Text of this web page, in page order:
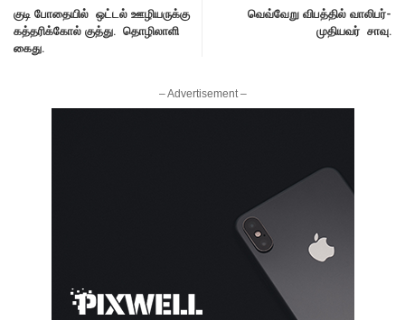
குடி போதையில் ஒட்டல் ஊழியருக்கு
கத்தரிக்கோல் குத்து. தொழிலாளி
கைது.
வெவ்வேறு விபத்தில் வாலிபர்-
முதியவர் சாவு.
– Advertisement –